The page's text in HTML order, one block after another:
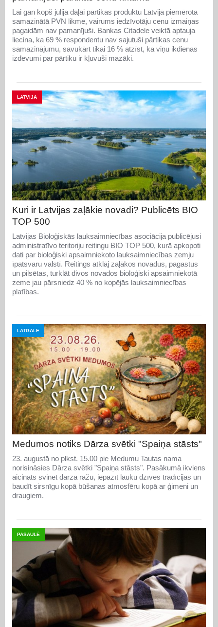
Lai gan kopš jūlija daļai pārtikas produktu Latvijā piemērota
samazinātā PVN likme, vairums iedzīvotāju cenu izmaiņas
pagaidām nav pamanījuši. Bankas Citadele veiktā aptauja
liecina, ka 69 % respondentu nav sajutuši pārtikas cenu
samazinājumu, savukārt tikai 16 % atzīst, ka viņu ikdienas
izdevumi par pārtiku ir kļuvuši mazāki.
LATVIJA
Kuri ir Latvijas zaļākie novadi? Publicēts BIO
TOP 500
Latvijas Bioloģiskās lauksaimniecības asociācija publicējusi
administratīvo teritoriju reitingu BIO TOP 500, kurā apkopoti
dati par bioloģiski apsaimniekoto lauksaimniecības zemju
īpatsvaru valstī. Reitings atklāj zaļākos novadus, pagastus
un pilsētas, turklāt divos novados bioloģiski apsaimniekotā
zeme jau pārsniedz 40 % no kopējās lauksaimniecības
platības.
LATGALE
Medumos notiks Dārza svētki "Spaiņa stāsts"
23. augustā no plkst. 15.00 pie Medumu Tautas nama
norisināsies Dārza svētki "Spaiņa stāsts". Pasākumā ikviens
aicināts svinēt dārza ražu, iepazīt lauku dzīves tradīcijas un
baudīt sirsnīgu kopā būšanas atmosfēru kopā ar ģimeni un
draugiem.
PASAULĒ